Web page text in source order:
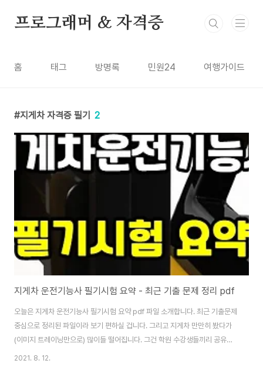
프로그래머 & 자격증
홈 태그 방명록 민원24 여행가이드
지게차 자격증 필기 2
지게차 운전기능사 필기시험 요약 - 최근 기출 문제 정리 pdf
오늘은 지게차 운전기능사 필기시험 요약 pdf 파일 소개합니다. 최근 기출문제
중심으로 정리된 파일이라 보기 편하실 겁니다. 그리고 지게차 만만히 봤다가
(이미지 트레이닝만으로) 많이들 떨어집니다. 그건 학원 수강생들끼리 공유하
는 정보가 부족해서입니다. pdf 파일은 글 맨 아래에 있습니다 지게차 운전기
2021. 8. 12.